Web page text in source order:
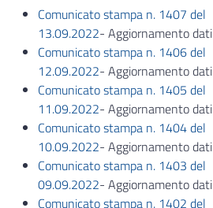
Comunicato stampa n. 1407 del
13.09.2022- Aggiornamento dati
Comunicato stampa n. 1406 del
12.09.2022- Aggiornamento dati
Comunicato stampa n. 1405 del
11.09.2022- Aggiornamento dati
Comunicato stampa n. 1404 del
10.09.2022- Aggiornamento dati
Comunicato stampa n. 1403 del
09.09.2022- Aggiornamento dati
Comunicato stampa n. 1402 del